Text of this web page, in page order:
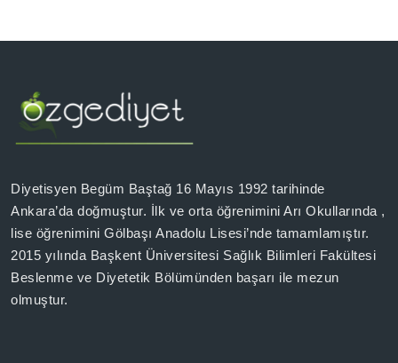
Diyetisyen Begüm Baştağ 16 Mayıs 1992 tarihinde
Ankara’da doğmuştur. İlk ve orta öğrenimini Arı Okullarında ,
lise öğrenimini Gölbaşı Anadolu Lisesi’nde tamamlamıştır.
2015 yılında Başkent Üniversitesi Sağlık Bilimleri Fakültesi
Beslenme ve Diyetetik Bölümünden başarı ile mezun
olmuştur.